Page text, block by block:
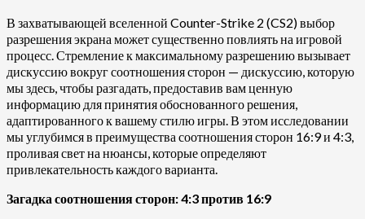
В захватывающей вселенной Counter-Strike 2 (CS2) выбор
разрешения экрана может существенно повлиять на игровой
процесс. Стремление к максимальному разрешению вызывает
дискуссию вокруг соотношения сторон — дискуссию, которую
мы здесь, чтобы разгадать, предоставив вам ценную
информацию для принятия обоснованного решения,
адаптированного к вашему стилю игры. В этом исследовании
мы углубимся в преимущества соотношения сторон 16:9 и 4:3,
проливая свет на нюансы, которые определяют
привлекательность каждого варианта.
Загадка соотношения сторон: 4:3 против 16:9